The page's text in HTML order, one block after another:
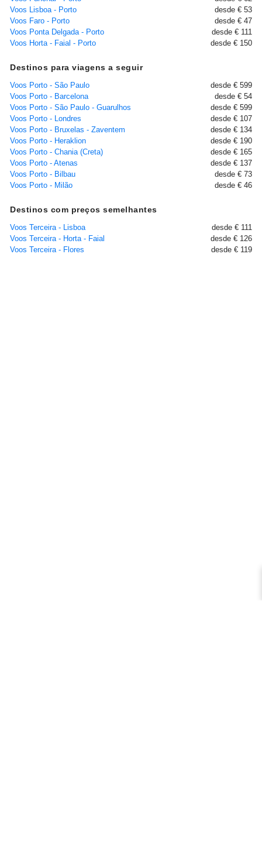
Voos Lisboa - Porto
desde € 53
Voos Faro - Porto
desde € 47
Voos Ponta Delgada - Porto
desde € 111
Voos Horta - Faial - Porto
desde € 150
Destinos para viagens a seguir
Voos Porto - São Paulo
desde € 599
Voos Porto - Barcelona
desde € 54
Voos Porto - São Paulo - Guarulhos
desde € 599
Voos Porto - Londres
desde € 107
Voos Porto - Bruxelas - Zaventem
desde € 134
Voos Porto - Heraklion
desde € 190
Voos Porto - Chania (Creta)
desde € 165
Voos Porto - Atenas
desde € 137
Voos Porto - Bilbau
desde € 73
Voos Porto - Milão
desde € 46
Destinos com preços semelhantes
Voos Terceira - Lisboa
desde € 111
Voos Terceira - Horta - Faial
desde € 126
Voos Terceira - Flores
desde € 119